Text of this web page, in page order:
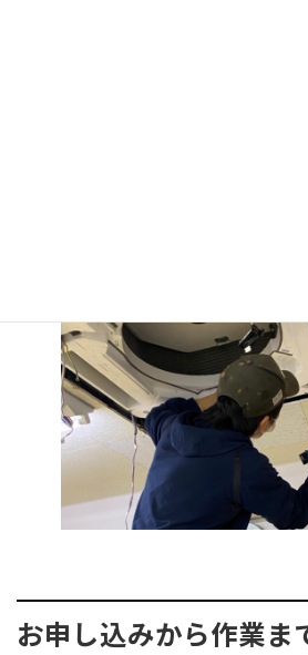
お申し込みから作業ま